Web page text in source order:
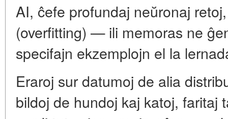
AI, ĉefe profundaj neŭronaj
(overfitting) — ili memoras ne
specifajn ekzemplojn el la
Eraroj sur datumoj de alia
bildoj de hundoj kaj katoj, faritaj